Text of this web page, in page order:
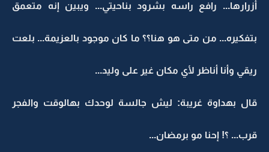
أزرارها... رافع راسه بشرود بناحيتي... ويبين إنه متعمق
بتفكيره... من متى هو هنا؟؟ ما كان موجود بالعزيمة... بلعت
ريقي وأنا أناظر لأي مكان غير على وليد...
قال بهداوة غريبة: ليش جالسة لوحدك بهالوقت والفجر
قرب... ؟! إحنا مو برمضان...